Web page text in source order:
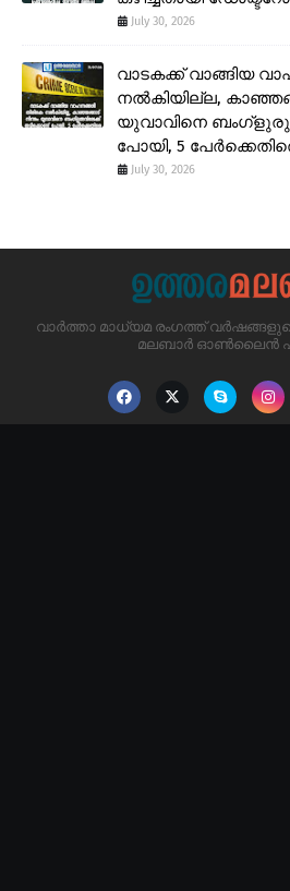
July 30, 2026
വാടകക്ക് വാങ്ങിയ
നൽകിയില്ല,
യുവാവിനെ
പോയി, 5
July 30, 2026
വാർത്താ മാധ്യമ രംഗത്ത്
മലബാർ ഓൺലൈൻ